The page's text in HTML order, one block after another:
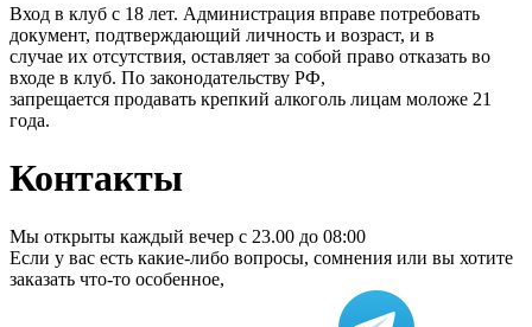
Вход в клуб с 18 лет. Администрация вправе потребовать
документ, подтверждающий личность и возраст, и в
случае их отсутствия, оставляет за собой право отказать во
входе в клуб. По законодательству РФ,
запрещается продавать крепкий алкоголь лицам моложе 21
года.
Контакты
Мы открыты каждый вечер c 23.00 до 08:00
Если у вас есть какие-либо вопросы, сомнения или вы хотите
заказать что-то особенное,